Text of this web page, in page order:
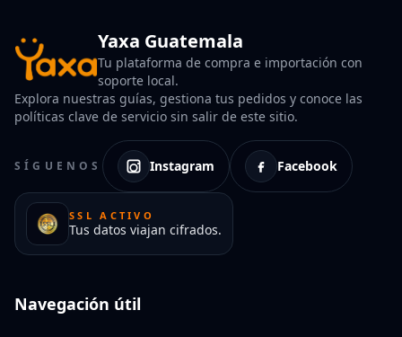
Yaxa Guatemala
Tu plataforma de compra e importación con
soporte local.
Explora nuestras guías, gestiona tus pedidos y conoce las
políticas clave de servicio sin salir de este sitio.
SÍGUENOS Instagram Facebook
SSL ACTIVO
Tus datos viajan cifrados.
Navegación útil